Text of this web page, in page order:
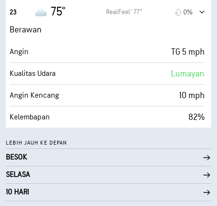
AccuLumen Brightness Index™
Tutupan Awan 100%
Jarak Pandang 10 mi
Ketinggian Awan 30000 ft
23 75° RealFeel® 77° 0%
Berawan
Angin TG 5 mph
Kualitas Udara Lumayan
Angin Kencang 10 mph
Kelembapan 82%
AccuLumen Brightness Index™ 0 (Gelap)
Tutupan Awan 100%
Jarak Pandang 10 mi
LEBIH JAUH KE DEPAN
BESOK
SELASA
10 HARI